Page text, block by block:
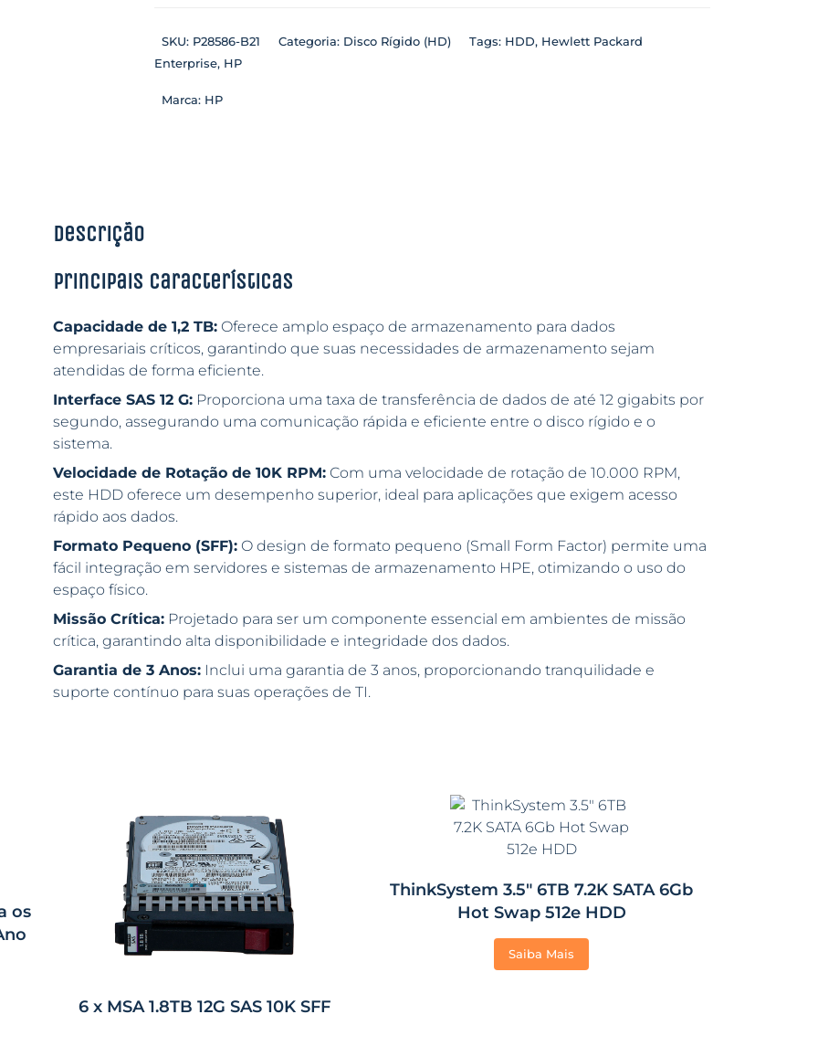
SKU: P28586-B21 Categoria: Disco Rígido (HD) Tags: HDD, Hewlett Packard
Enterprise, HP
Marca: HP
Descrição
Principais características
Capacidade de 1,2 TB:Oferece amplo espaço de armazenamento para dados
empresariais críticos, garantindo que suas necessidades de armazenamento sejam
atendidas de forma eficiente.
Interface SAS 12 G:Proporciona uma taxa de transferência de dados de até 12 gigabits por
segundo, assegurando uma comunicação rápida e eficiente entre o disco rígido e o
sistema.
Velocidade de Rotação de 10K RPM:Com uma velocidade de rotação de 10.000 RPM,
este HDD oferece um desempenho superior, ideal para aplicações que exigem acesso
rápido aos dados.
Formato Pequeno (SFF):O design de formato pequeno (Small Form Factor) permite uma
fácil integração em servidores e sistemas de armazenamento HPE, otimizando o uso do
espaço físico.
Missão Crítica:Projetado para ser um componente essencial em ambientes de missão
crítica, garantindo alta disponibilidade e integridade dos dados.
Garantia de 3 Anos:Inclui uma garantia de 3 anos, proporcionando tranquilidade e
suporte contínuo para suas operações de TI.
os
6 x MSA 1.8TB 12G SAS 10K SFF
ThinkSystem 3.5″ 6TB 7.2K SATA 6Gb
Hot Swap 512e HDD
Saiba Mais